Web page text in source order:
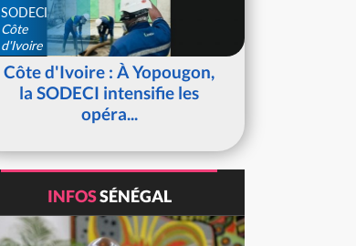
SODECI
Côte
d'Ivoire
Côte d'Ivoire : À Yopougon,
la SODECI intensifie les
opéra...
INFOSSÉNÉGAL